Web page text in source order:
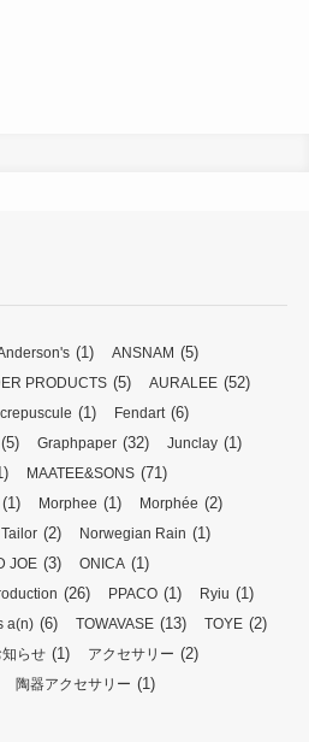
(1) ANSNAM (5)
PRODUCTS (5) AURALEE (52)
crepuscule (1) Fendart(6)
(5) Graphpaper (32) Junclay (1)
MAATEE&SONS (71)
(1) Morphee (1) Morphée (2)
(2) Norwegian Rain (1)
JOE (3) ONICA (1)
(26) PPACO (1) Ryiu (1)
a(n) (6) TOWAVASE (13) TOYE (2)
知らせ (1) アクセサリー (2)
陶器アクセサリー (1)